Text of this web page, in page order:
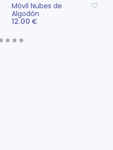
Móvil Nubes de
Algodón
12.00 €
AÑADIR AL CARRITO